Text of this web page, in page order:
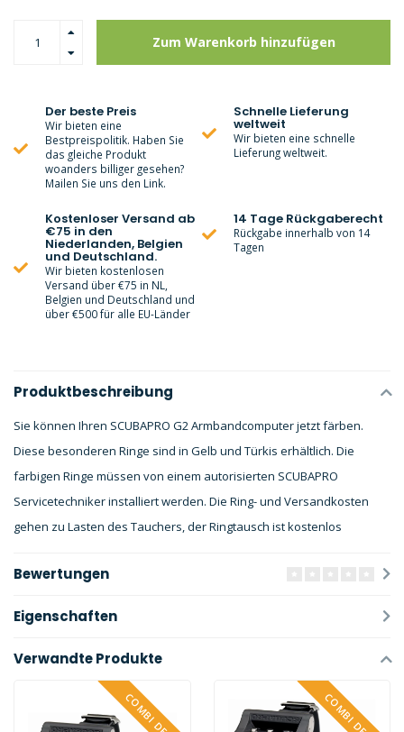
Zum Warenkorb hinzufügen
Der beste Preis
Wir bieten eine
Bestpreispolitik. Haben Sie
das gleiche Produkt
woanders billiger gesehen?
Mailen Sie uns den Link.
Schnelle Lieferung
weltweit
Wir bieten eine schnelle
Lieferung weltweit.
Kostenloser Versand ab
€75 in den
Niederlanden, Belgien
und Deutschland.
Wir bieten kostenlosen
Versand über €75 in NL,
Belgien und Deutschland und
über €500 für alle EU-Länder
14 Tage Rückgaberecht
Rückgabe innerhalb von 14
Tagen
Produktbeschreibung
Sie können Ihren SCUBAPRO G2 Armbandcomputer jetzt färben.
Diese besonderen Ringe sind in Gelb und Türkis erhältlich. Die
farbigen Ringe müssen von einem autorisierten SCUBAPRO
Servicetechniker installiert werden. Die Ring- und Versandkosten
gehen zu Lasten des Tauchers, der Ringtausch ist kostenlos
Bewertungen
Eigenschaften
Verwandte Produkte
COMBI DEAL COMBI DEAL